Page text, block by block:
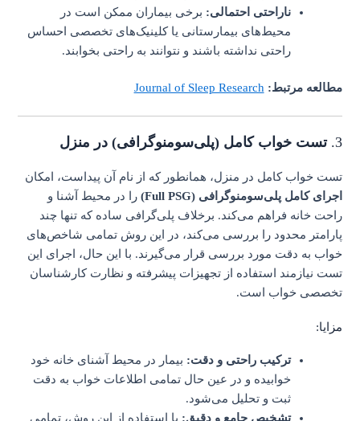
ناراحتی احتمالی:برخی بیماران ممکن است در
محیط‌های بیمارستانی یا کلینیک‌های تخصصی احساس
راحتی نداشته باشند و نتوانند به راحتی بخوابند.
مطالعه مرتبط: Journal of Sleep Research
تست خواب کامل (پلی‌سومنوگرافی) در منزل
تست خواب کامل در منزل، همانطور که از نام آن پیداست، امکان
اجرای کامل پلی‌سومنوگرافی (Full PSG)
را در محیط آشنا و
راحت خانه فراهم می‌کند. برخلاف پلی‌گرافی ساده که تنها چند
پارامتر محدود را بررسی می‌کند، در این روش تمامی شاخص‌های
خواب به دقت مورد بررسی قرار می‌گیرند. با این حال، اجرای این
تست نیازمند استفاده از تجهیزات پیشرفته و نظارت کارشناسان
تخصصی خواب است.
مزایا:
ترکیب راحتی و دقت:بیمار در محیط آشنای خانه خود
خوابیده و در عین حال تمامی اطلاعات خواب به دقت
ثبت و تحلیل می‌شود.
تشخیص جامع و دقیق:با استفاده از این روش، تمامی